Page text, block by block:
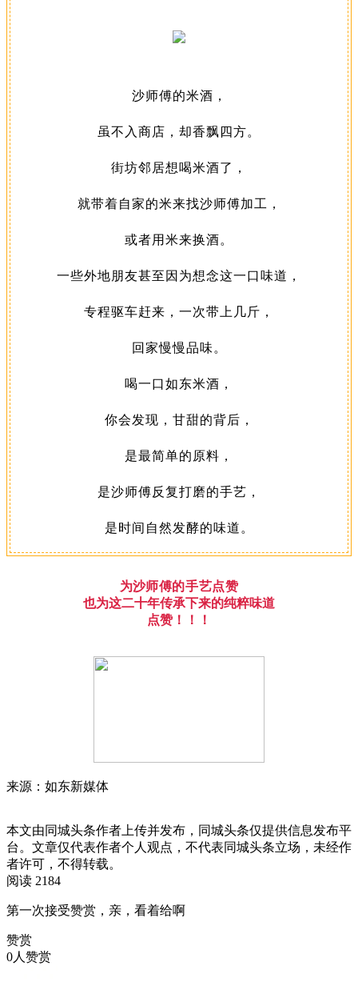
沙师傅的米酒，
虽不入商店，却香飘四方。
街坊邻居想喝米酒了，
就带着自家的米来找沙师傅加工，
或者用米来换酒。
一些外地朋友甚至因为想念这一口味道，
专程驱车赶来，一次带上几斤，
回家慢慢品味。
喝一口如东米酒，
你会发现，甘甜的背后，
是最简单的原料，
是沙师傅反复打磨的手艺，
是时间自然发酵的味道。
为沙师傅的手艺点赞
也为这二十年传承下来的纯粹味道
点赞！！！
来源：如东新媒体
本文由同城头条作者上传并发布，同城头条仅提供信息发布平
台。文章仅代表作者个人观点，不代表同城头条立场，未经作
者许可，不得转载。
阅读 2184
第一次接受赞赏，亲，看着给啊
赞赏
0人赞赏